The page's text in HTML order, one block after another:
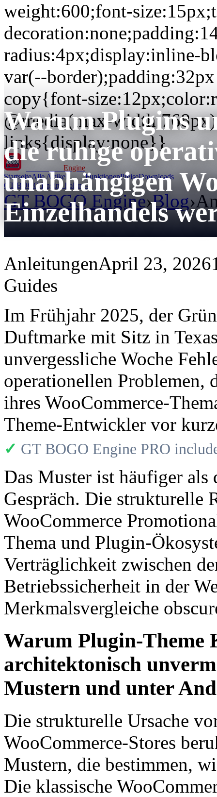
weight:600;font-
radius:4px;display:inline-
var(--
copy{font-
@media(max-
links{display:none}}
Engine
StartseiteAlle Artikel FunktionenPreiseDownloads
GT BOGO Engine holen →
GT BOGO Engine›Blog›
Warum Plugins
die ruhige
unabhängigen
Einzelhandels
AnleitungenApril 23, 2026
Guides
Im Frühjahr 2025, der
Duftmarke mit Sitz in
unvergessliche Woche
operationellen Problemen,
ihres WooCommerce-
Theme-Entwickler vor
✓ GT BOGO Engine PRO
Das Muster ist häufiger als
Gespräch. Die strukturelle
WooCommerce
Thema und Plugin-
Verträglichkeit zwischen
Betriebssicherheit in der
Merkmalsvergleiche
Warum Plugin-Theme
architektonisch
Mustern und unter
Die strukturelle Ursache
WooCommerce-Stores
Mustern, die bestimmen,
Die klassische